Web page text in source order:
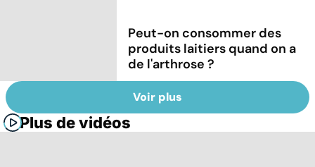
Peut-on consommer des
produits laitiers quand on a
de l'arthrose ?
Voir plus
Plus de vidéos